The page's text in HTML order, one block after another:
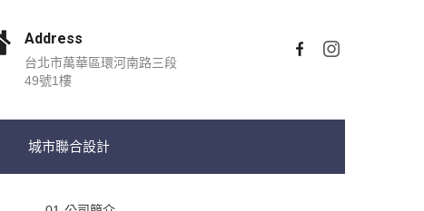
Address
台北市萬華區環河南路三段
49號1樓
城市聯合設計